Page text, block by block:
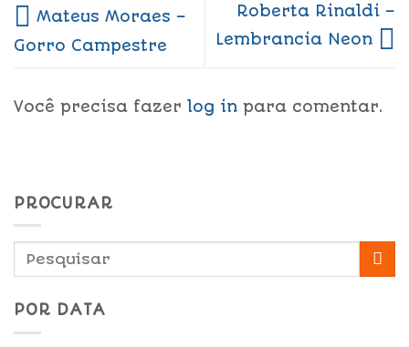
Mateus Moraes –
Gorro Campestre
Roberta Rinaldi –
Lembrancia Neon
Você precisa fazer log in para comentar.
PROCURAR
POR DATA